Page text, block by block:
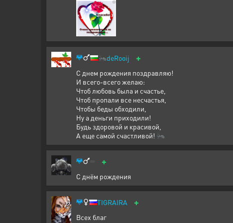
🐜deRooij +
С днем рождения поздравляю!
И всего-всего желаю:
Чтоб любовь была и счастье,
Чтоб пропали все несчастья,
Чтобы беды обходили,
Ну а деньги приходили!
Будь здоровой и красивой,
А еще самой счастливой! 🐜
+
С днём рождения
TIGRAIRA +
Всех благ